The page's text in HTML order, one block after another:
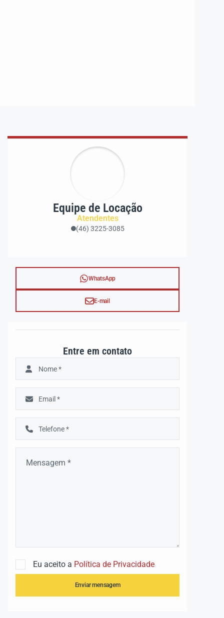
Equipe de Locação
Atendentes
(46) 3225-3085
WhatsApp
E-mail
Entre em contato
Eu aceito a Política de Privacidade
Enviar mensagem